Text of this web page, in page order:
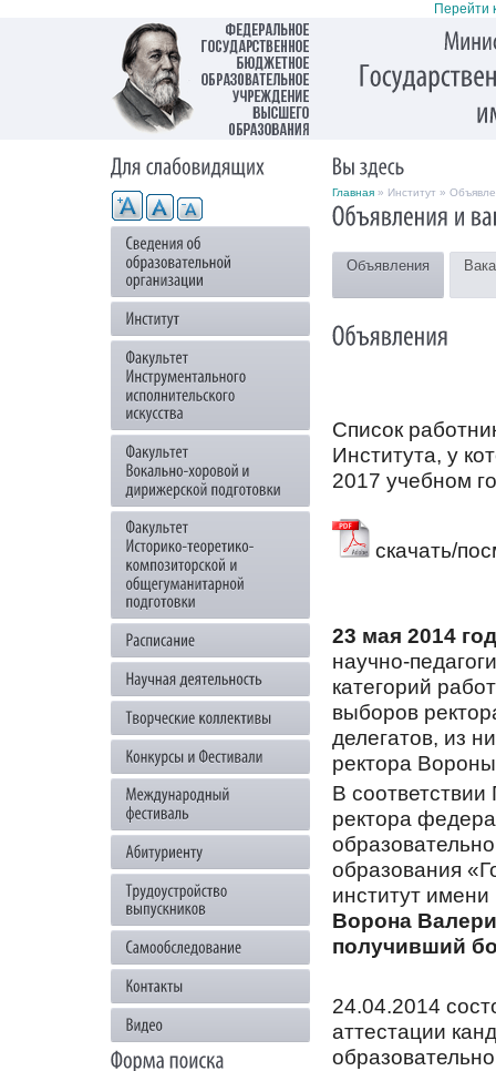
Перейти
Главная » Институт »
Объявления
Список
Института, у
2017 учебном
скачать/
23 мая 2014
научно-
категорий
выборов
делегатов, из
ректора
В
ректора
образования
институт
Ворона
получивший
24.04.2014
аттестации